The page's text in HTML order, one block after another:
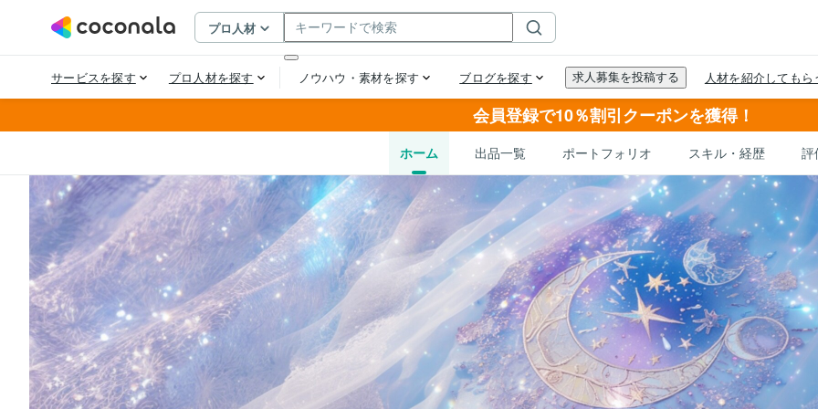
会員登録で10％割引クーポンを獲得！
ホーム 出品一覧 ポートフォリオ スキル・経歴 評